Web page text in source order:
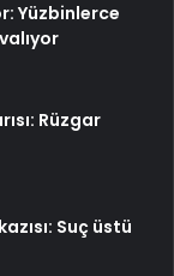
Yüzbinlerce
Rüzgar
Suç üstü